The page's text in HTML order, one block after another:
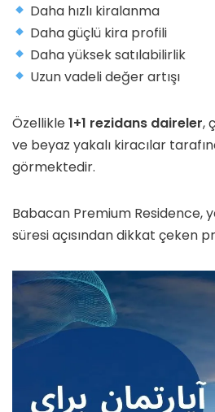
Daha hızlı kiralanma
Daha güçlü kira profili
Daha yüksek satılabilirlik
Uzun vadeli değer artışı
Özellikle1+1 rezidans daireler,
ve beyaz yakalı kiracılar
görmektedir.
Babacan Premium Residence,
süresi açısından dikkat çeken